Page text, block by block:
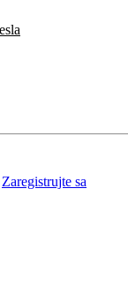
Zaregistrujte sa